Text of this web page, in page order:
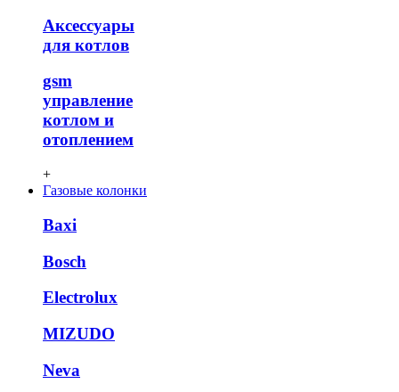
Аксессуары
для котлов
gsm
управление
котлом и
отоплением
+
Газовые колонки
Baxi
Bosch
Electrolux
MIZUDO
Neva